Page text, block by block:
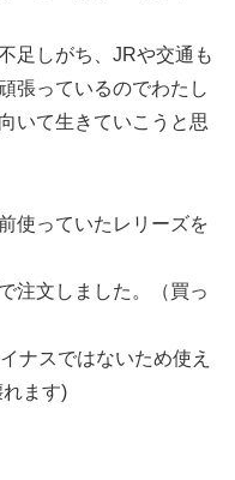
足しがち、JRや交通も
張っているのでわたし
いて生きていこうと思
使っていたレリーズを
注文しました。（買っ
ナスではないため使え
ます)